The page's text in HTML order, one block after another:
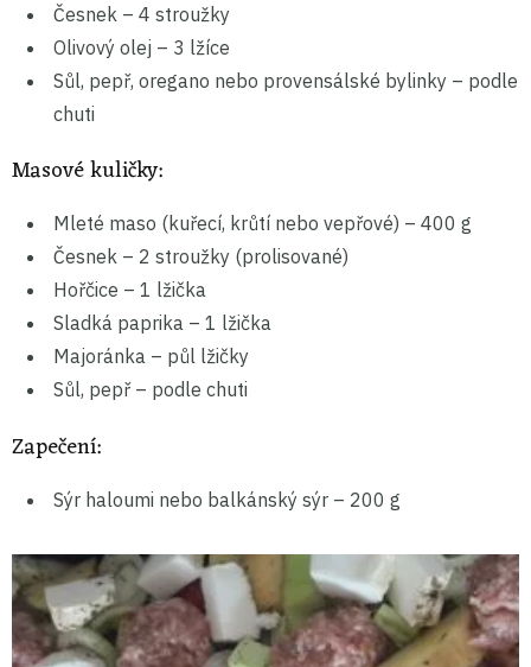
Česnek – 4 stroužky
Olivový olej – 3 lžíce
Sůl, pepř, oregano nebo provensálské bylinky – podle
chuti
Masové kuličky:
Mleté maso (kuřecí, krůtí nebo vepřové) – 400 g
Česnek – 2 stroužky (prolisované)
Hořčice – 1 lžička
Sladká paprika – 1 lžička
Majoránka – půl lžičky
Sůl, pepř – podle chuti
Zapečení:
Sýr haloumi nebo balkánský sýr – 200 g